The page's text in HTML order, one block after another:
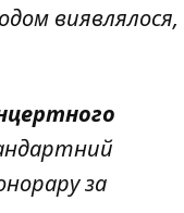
виявлялося,
за